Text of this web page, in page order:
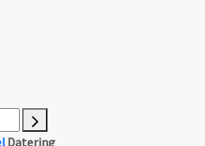
Datering